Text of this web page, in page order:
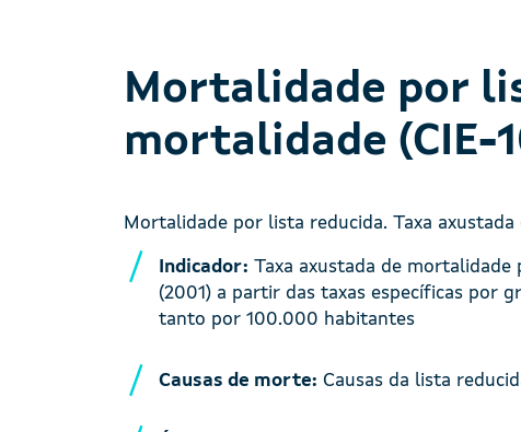
Mortalidade por
mortalidade (CIE-
Mortalidade por lista reducida. Taxa
Indicador: Taxa axustada de mortalidade
(2001) a partir das taxas específicas por
tanto por 100.000 habitantes
Causas de morte: Causas da lista